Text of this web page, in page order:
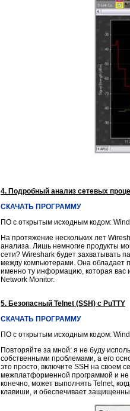
4. Подробный анализ сетевых
СКАЧАТЬ ПРОГРАММУ
ПО с открытым исходным кодом:
На протяжение нескольких лет
анализа. Лишь немногие продукты
сети? Wireshark будет захватывать
между компьютерами. Она обладает
именно ту информацию, которая вас
Network Monitor.
5. Безопасный Telnet (SSH) с PuTTY
СКАЧАТЬ ПРОГРАММУ
ПО с открытым исходным кодом:
Повторяйте за мной: я не буду
собственными проблемами, а его
это просто, включите SSH на своем
межплатформенной программой и не
конечно, может выполнять Telnet,
клавиши, и обеспечивает